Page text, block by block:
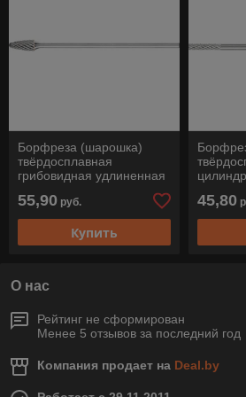
Борфреза (шарошка)
твёрдосплавная
грибовидная удлиненная
Z3 PLUS SL 75, Pferd
55,90 руб.
Купить
Z3
45,80
О нас
Рейтинг не сформирован
Менее 5 отзывов за последний год
Компания продает на Deal.by